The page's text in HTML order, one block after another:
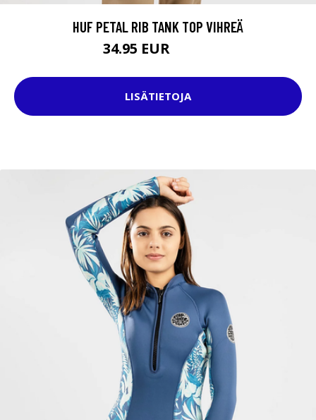
HUF PETAL RIB TANK TOP VIHREÄ
34.95 EUR
LISÄTIETOJA